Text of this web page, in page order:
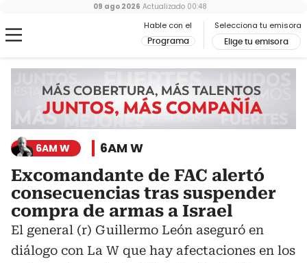
Hable con el
Programa
Selecciona tu emisora
Elige tu emisora
09 ago 2026 Actualizado 00:48
6AM W 6AM W
Excomandante de FAC alertó
consecuencias tras suspender
compra de armas a Israel
El general (r) Guillermo León aseguró en
diálogo con La W que hay afectaciones en los